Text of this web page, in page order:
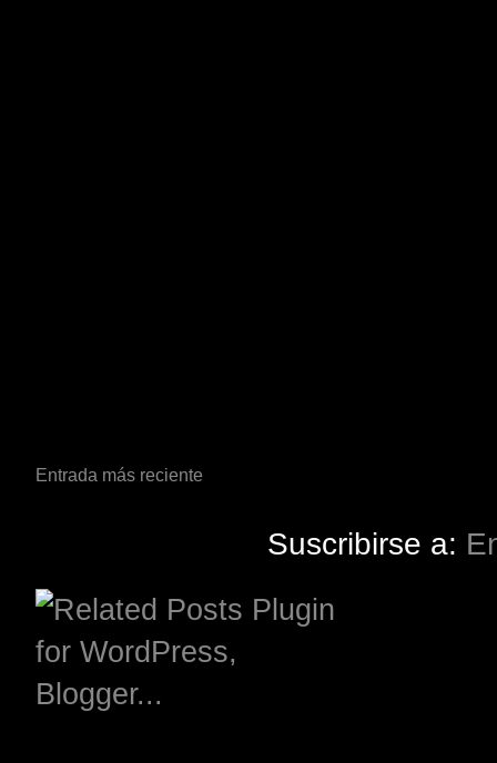
Entrada más reciente
Suscribirse a: